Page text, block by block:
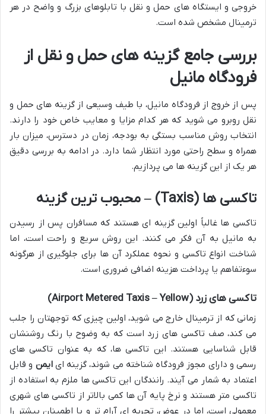
خروجی و ایستگاه های حمل و نقل با تابلوهای بزرگ و واضح در هر
ترمینال مشخص شده است.
بررسی جامع گزینه های حمل و نقل از
فرودگاه مانیل
پس از خروج از فرودگاه مانیل، با طیف وسیعی از گزینه های حمل و
نقل روبرو می شوید که هر کدام مزایا و معایب خاص خود را دارند.
انتخاب روش مناسب بستگی به بودجه، زمان در دسترس، میزان بار
همراه و سطح راحتی مورد انتظار شما دارد. در ادامه به بررسی دقیق
هر یک از این گزینه ها می پردازیم.
تاکسی ها (Taxis) – محبوب ترین گزینه
تاکسی ها غالباً اولین گزینه ای هستند که مسافران پس از رسیدن
به مانیل به آن فکر می کنند. این روش سریع و راحت است، اما
شناخت انواع تاکسی و نحوه عملکرد آن ها برای جلوگیری از هرگونه
سوءتفاهم یا پرداخت هزینه اضافی ضروری است.
تاکسی های زرد (Airport Metered Taxis – Yellow)
زمانی که از ترمینال خارج می شوید، اولین چیزی که توجهتان را جلب
می کند، صف تاکسی های زرد است که به وضوح با رنگ روشنشان
قابل شناسایی هستند. این تاکسی ها، که به عنوان تاکسی های
رسمی و دارای مجوز فرودگاه شناخته می شوند، گزینه ایایمن و قابل
اعتماد به شمار می آیند. رانندگان این تاکسی ها ملزم به استفاده از
تاکسی متر هستند و نرخ پایه آن ها کمی بالاتر از تاکسی های شهری
معمولی است، اما در عوض، تجربه ای آرام تر و با اطمینان بیشتر را